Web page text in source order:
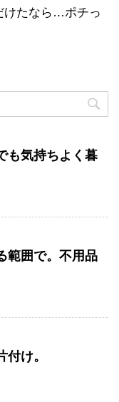
けたなら…ポチっ
も気持ちよく暮
範囲で。不用品
け。